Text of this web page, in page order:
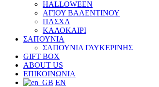
HALLOWEEN
ΑΓΙΟΥ ΒΑΛΕΝΤΙΝΟΥ
ΠΑΣΧΑ
ΚΑΛΟΚΑΙΡΙ
ΣΑΠΟΥΝΙΑ
ΣΑΠΟΥΝΙΑ ΓΛΥΚΕΡΙΝΗΣ
GIFT BOX
ABOUT US
ΕΠΙΚΟΙΝΩΝΙΑ
EN